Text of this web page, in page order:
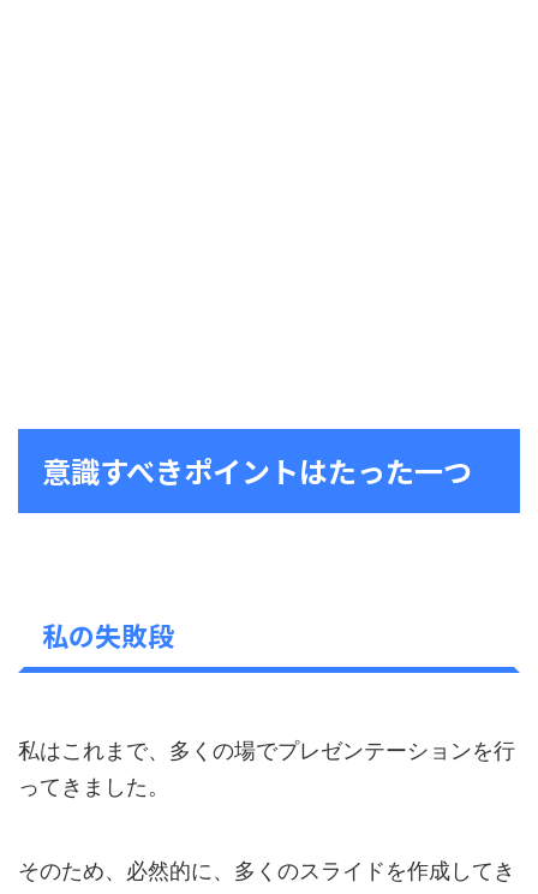
意識すべきポイントはたった一つ
私の失敗段
私はこれまで、多くの場でプレゼンテーションを行
ってきました。
そのため、必然的に、多くのスライドを作成してき